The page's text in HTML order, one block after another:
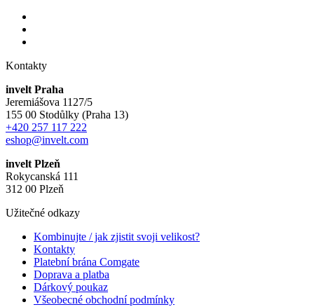
Kontakty
invelt Praha
Jeremiášova 1127/5
155 00 Stodůlky (Praha 13)
+420 257 117 222
eshop@invelt.com
invelt Plzeň
Rokycanská 111
312 00 Plzeň
Užitečné odkazy
Kombinujte / jak zjistit svoji velikost?
Kontakty
Platební brána Comgate
Doprava a platba
Dárkový poukaz
Všeobecné obchodní podmínky